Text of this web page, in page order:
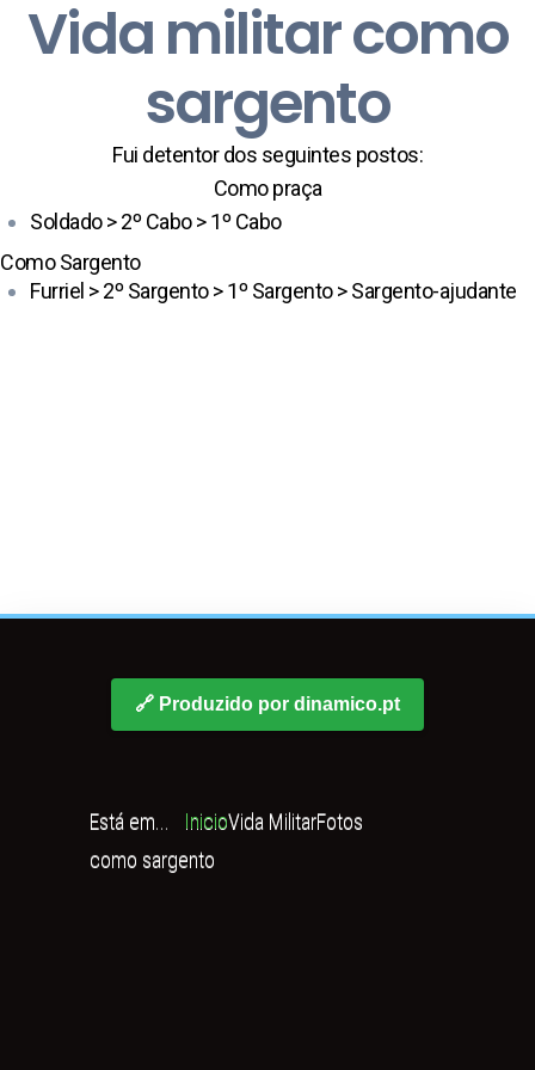
Vida militar como
sargento
Fui detentor dos seguintes postos:
Como praça
Soldado > 2º Cabo > 1º Cabo
Como Sargento
Furriel > 2º Sargento > 1º Sargento > Sargento-ajudante
🔗 Produzido por dinamico.pt
Está em... InicioVida MilitarFotos
como sargento